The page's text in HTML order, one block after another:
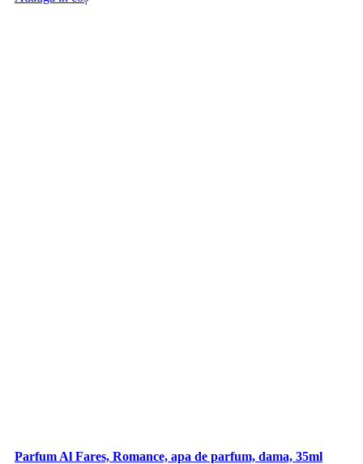
Parfum Al Fares, Romance, apa de parfum, dama, 35ml